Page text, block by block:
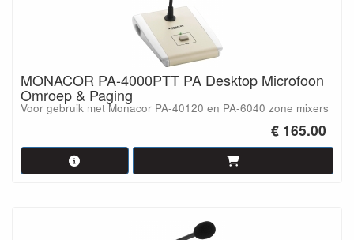
MONACOR PA-4000PTT PA Desktop Microfoon
Omroep & Paging
Voor gebruik met Monacor PA-40120 en PA-6040 zone mixers
€ 165.00